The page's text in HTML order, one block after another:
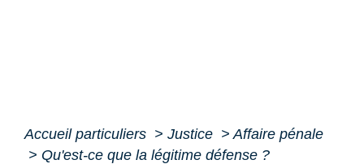
Accueil particuliers > Justice > Affaire pénale
> Qu'est-ce que la légitime défense ?